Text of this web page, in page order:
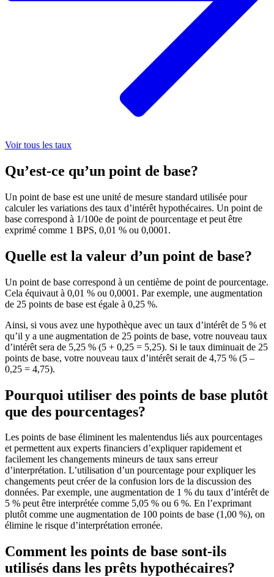
Voir tous les taux
Qu’est-ce qu’un point de base?
Un point de base est une unité de mesure standard utilisée pour
calculer les variations des taux d’intérêt hypothécaires. Un point de
base correspond à 1/100e de point de pourcentage et peut être
exprimé comme 1 BPS, 0,01 % ou 0,0001.
Quelle est la valeur d’un point de base?
Un point de base correspond à un centième de point de pourcentage.
Cela équivaut à 0,01 % ou 0,0001. Par exemple, une augmentation
de 25 points de base est égale à 0,25 %.
Ainsi, si vous avez une hypothèque avec un taux d’intérêt de 5 % et
qu’il y a une augmentation de 25 points de base, votre nouveau taux
d’intérêt sera de 5,25 % (5 + 0,25 = 5,25). Si le taux diminuait de 25
points de base, votre nouveau taux d’intérêt serait de 4,75 % (5 –
0,25 = 4,75).
Pourquoi utiliser des points de base plutôt
que des pourcentages?
Les points de base éliminent les malentendus liés aux pourcentages
et permettent aux experts financiers d’expliquer rapidement et
facilement les changements mineurs de taux sans erreur
d’interprétation. L’utilisation d’un pourcentage pour expliquer les
changements peut créer de la confusion lors de la discussion des
données. Par exemple, une augmentation de 1 % du taux d’intérêt de
5 % peut être interprétée comme 5,05 % ou 6 %. En l’exprimant
plutôt comme une augmentation de 100 points de base (1,00 %), on
élimine le risque d’interprétation erronée.
Comment les points de base sont-ils
utilisés dans les prêts hypothécaires?